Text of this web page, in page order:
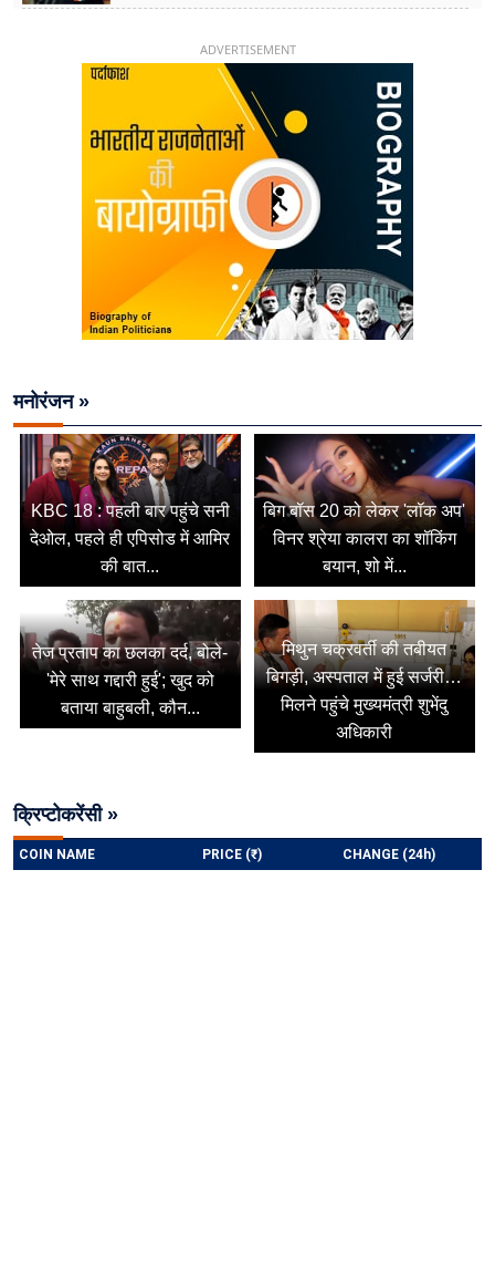
ADVERTISEMENT
मनोरंजन »
KBC 18 : पहली बार पहुंचे सनी
देओल, पहले ही एपिसोड में आमिर
की बात...
बिग बॉस 20 को लेकर 'लॉक अप'
विनर श्रेया कालरा का शॉकिंग
बयान, शो में...
तेज प्रताप का छलका दर्द, बोले-
'मेरे साथ गद्दारी हुई'; खुद को
बताया बाहुबली, कौन...
मिथुन चक्रवर्ती की तबीयत
बिगड़ी, अस्पताल में हुई सर्जरी…
मिलने पहुंचे मुख्यमंत्री शुभेंदु
अधिकारी
क्रिप्टोकरेंसी »